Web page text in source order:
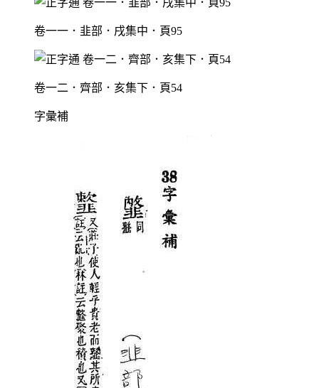
卷一一．韭部．戌集中．頁95
卷一二．齊部．亥集下．頁54
字彙補